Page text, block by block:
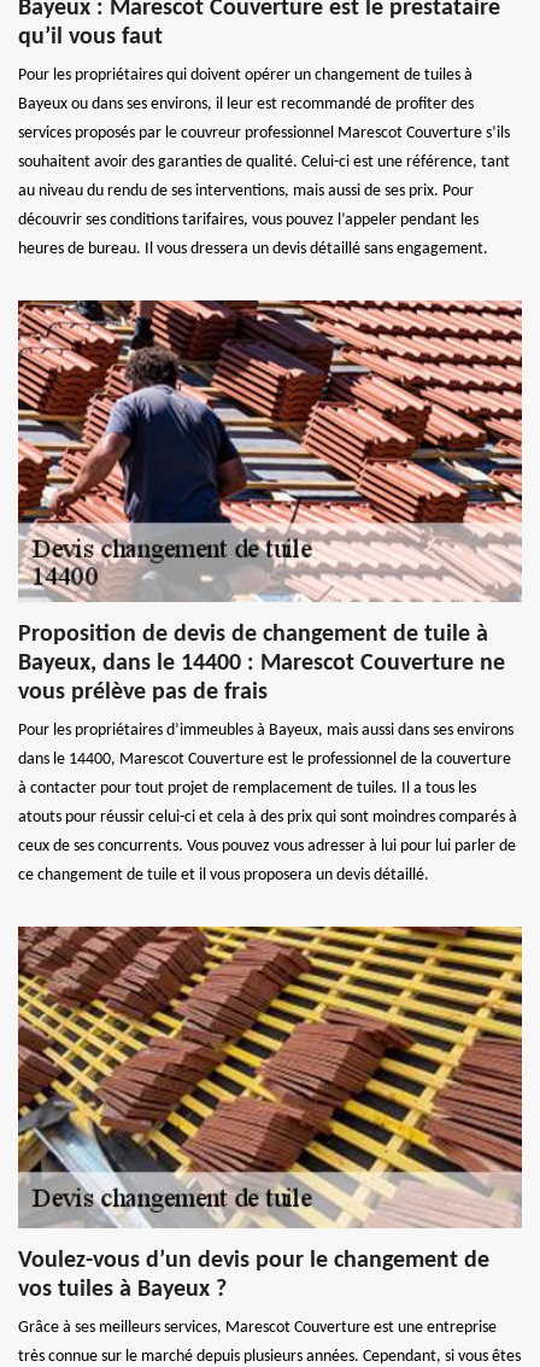
Bayeux : Marescot Couverture est le prestataire
qu’il vous faut
Pour les propriétaires qui doivent opérer un changement de tuiles à
Bayeux ou dans ses environs, il leur est recommandé de profiter des
services proposés par le couvreur professionnel Marescot Couverture s’ils
souhaitent avoir des garanties de qualité. Celui-ci est une référence, tant
au niveau du rendu de ses interventions, mais aussi de ses prix. Pour
découvrir ses conditions tarifaires, vous pouvez l’appeler pendant les
heures de bureau. Il vous dressera un devis détaillé sans engagement.
Proposition de devis de changement de tuile à
Bayeux, dans le 14400 : Marescot Couverture ne
vous prélève pas de frais
Pour les propriétaires d’immeubles à Bayeux, mais aussi dans ses environs
dans le 14400, Marescot Couverture est le professionnel de la couverture
à contacter pour tout projet de remplacement de tuiles. Il a tous les
atouts pour réussir celui-ci et cela à des prix qui sont moindres comparés à
ceux de ses concurrents. Vous pouvez vous adresser à lui pour lui parler de
ce changement de tuile et il vous proposera un devis détaillé.
Voulez-vous d’un devis pour le changement de
vos tuiles à Bayeux ?
Grâce à ses meilleurs services, Marescot Couverture est une entreprise
très connue sur le marché depuis plusieurs années. Cependant, si vous êtes